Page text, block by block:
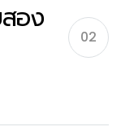
อง
02